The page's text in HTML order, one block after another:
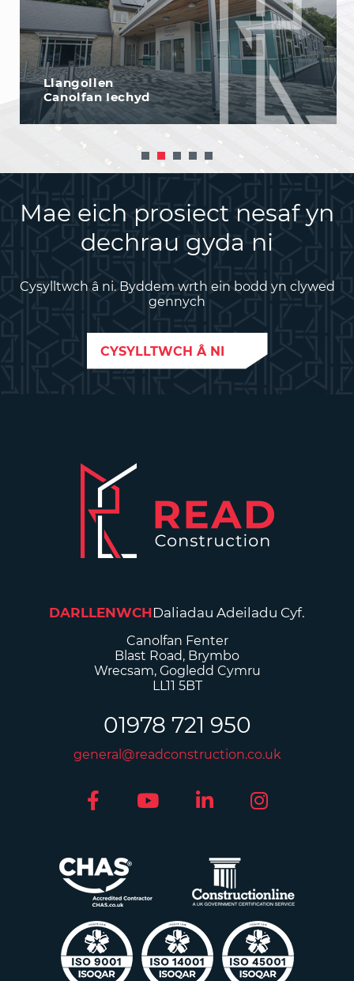
Llangollen
Canolfan Iechyd
Mae eich prosiect nesaf yn
dechrau gyda ni
Cysylltwch â ni. Byddem wrth ein bodd yn clywed
gennych
CYSYLLTWCH Â NI
DARLLENWCHDaliadau Adeiladu Cyf.
Canolfan Fenter
Blast Road, Brymbo
Wrecsam, Gogledd Cymru
LL11 5BT
01978 721 950
general@readconstruction.co.uk